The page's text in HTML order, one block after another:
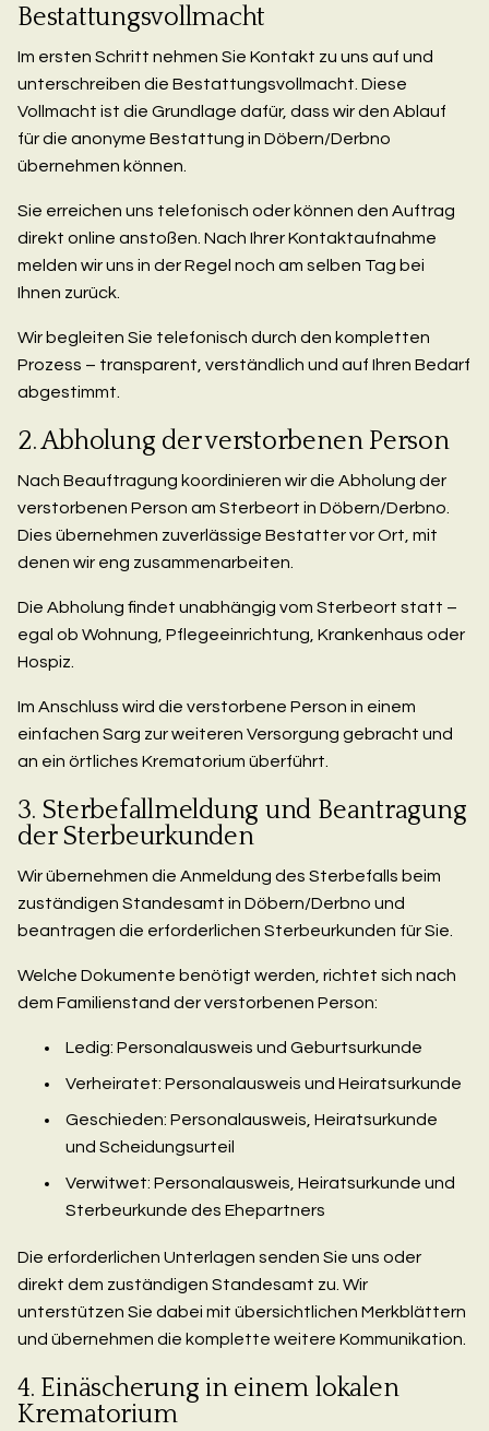
Bestattungsvollmacht
Im ersten Schritt nehmen Sie Kontakt zu uns auf und
unterschreiben die Bestattungsvollmacht. Diese
Vollmacht ist die Grundlage dafür, dass wir den Ablauf
für die anonyme Bestattung in Döbern/Derbno
übernehmen können.
Sie erreichen uns telefonisch oder können den Auftrag
direkt online anstoßen. Nach Ihrer Kontaktaufnahme
melden wir uns in der Regel noch am selben Tag bei
Ihnen zurück.
Wir begleiten Sie telefonisch durch den kompletten
Prozess – transparent, verständlich und auf Ihren Bedarf
abgestimmt.
2. Abholung der verstorbenen Person
Nach Beauftragung koordinieren wir die Abholung der
verstorbenen Person am Sterbeort in Döbern/Derbno.
Dies übernehmen zuverlässige Bestatter vor Ort, mit
denen wir eng zusammenarbeiten.
Die Abholung findet unabhängig vom Sterbeort statt –
egal ob Wohnung, Pflegeeinrichtung, Krankenhaus oder
Hospiz.
Im Anschluss wird die verstorbene Person in einem
einfachen Sarg zur weiteren Versorgung gebracht und
an ein örtliches Krematorium überführt.
3. Sterbefallmeldung und Beantragung
der Sterbeurkunden
Wir übernehmen die Anmeldung des Sterbefalls beim
zuständigen Standesamt in Döbern/Derbno und
beantragen die erforderlichen Sterbeurkunden für Sie.
Welche Dokumente benötigt werden, richtet sich nach
dem Familienstand der verstorbenen Person:
Ledig: Personalausweis und Geburtsurkunde
Verheiratet: Personalausweis und Heiratsurkunde
Geschieden: Personalausweis, Heiratsurkunde
und Scheidungsurteil
Verwitwet: Personalausweis, Heiratsurkunde und
Sterbeurkunde des Ehepartners
Die erforderlichen Unterlagen senden Sie uns oder
direkt dem zuständigen Standesamt zu. Wir
unterstützen Sie dabei mit übersichtlichen Merkblättern
und übernehmen die komplette weitere Kommunikation.
4. Einäscherung in einem lokalen
Krematorium